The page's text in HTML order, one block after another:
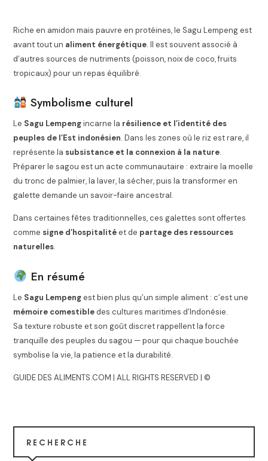
Riche en amidon mais pauvre en protéines, le Sagu Lempeng est
avant tout un aliment énergétique. Il est souvent associé à
d’autres sources de nutriments (poisson, noix de coco, fruits
tropicaux) pour un repas équilibré.
Symbolisme culturel
Le Sagu Lempengincarne la résilience et l’identité des
peuples de l’Est indonésien. Dans les zones où le riz est rare, il
représente la subsistance et la connexion à la nature.
Préparer le sagou est un acte communautaire : extraire la moelle
du tronc de palmier, la laver, la sécher, puis la transformer en
galette demande un savoir-faire ancestral.
Dans certaines fêtes traditionnelles, ces galettes sont offertes
comme signe d’hospitalitéet de partage des ressources
naturelles.
En résumé
Le Sagu Lempengest bien plus qu’un simple aliment : c’est une
mémoire comestibledes cultures maritimes d’Indonésie.
Sa texture robuste et son goût discret rappellent la force
tranquille des peuples du sagou — pour qui chaque bouchée
symbolise la vie, la patience et la durabilité.
GUIDE DES ALIMENTS.COM | ALL RIGHTS RESERVED | ©
RECHERCHE